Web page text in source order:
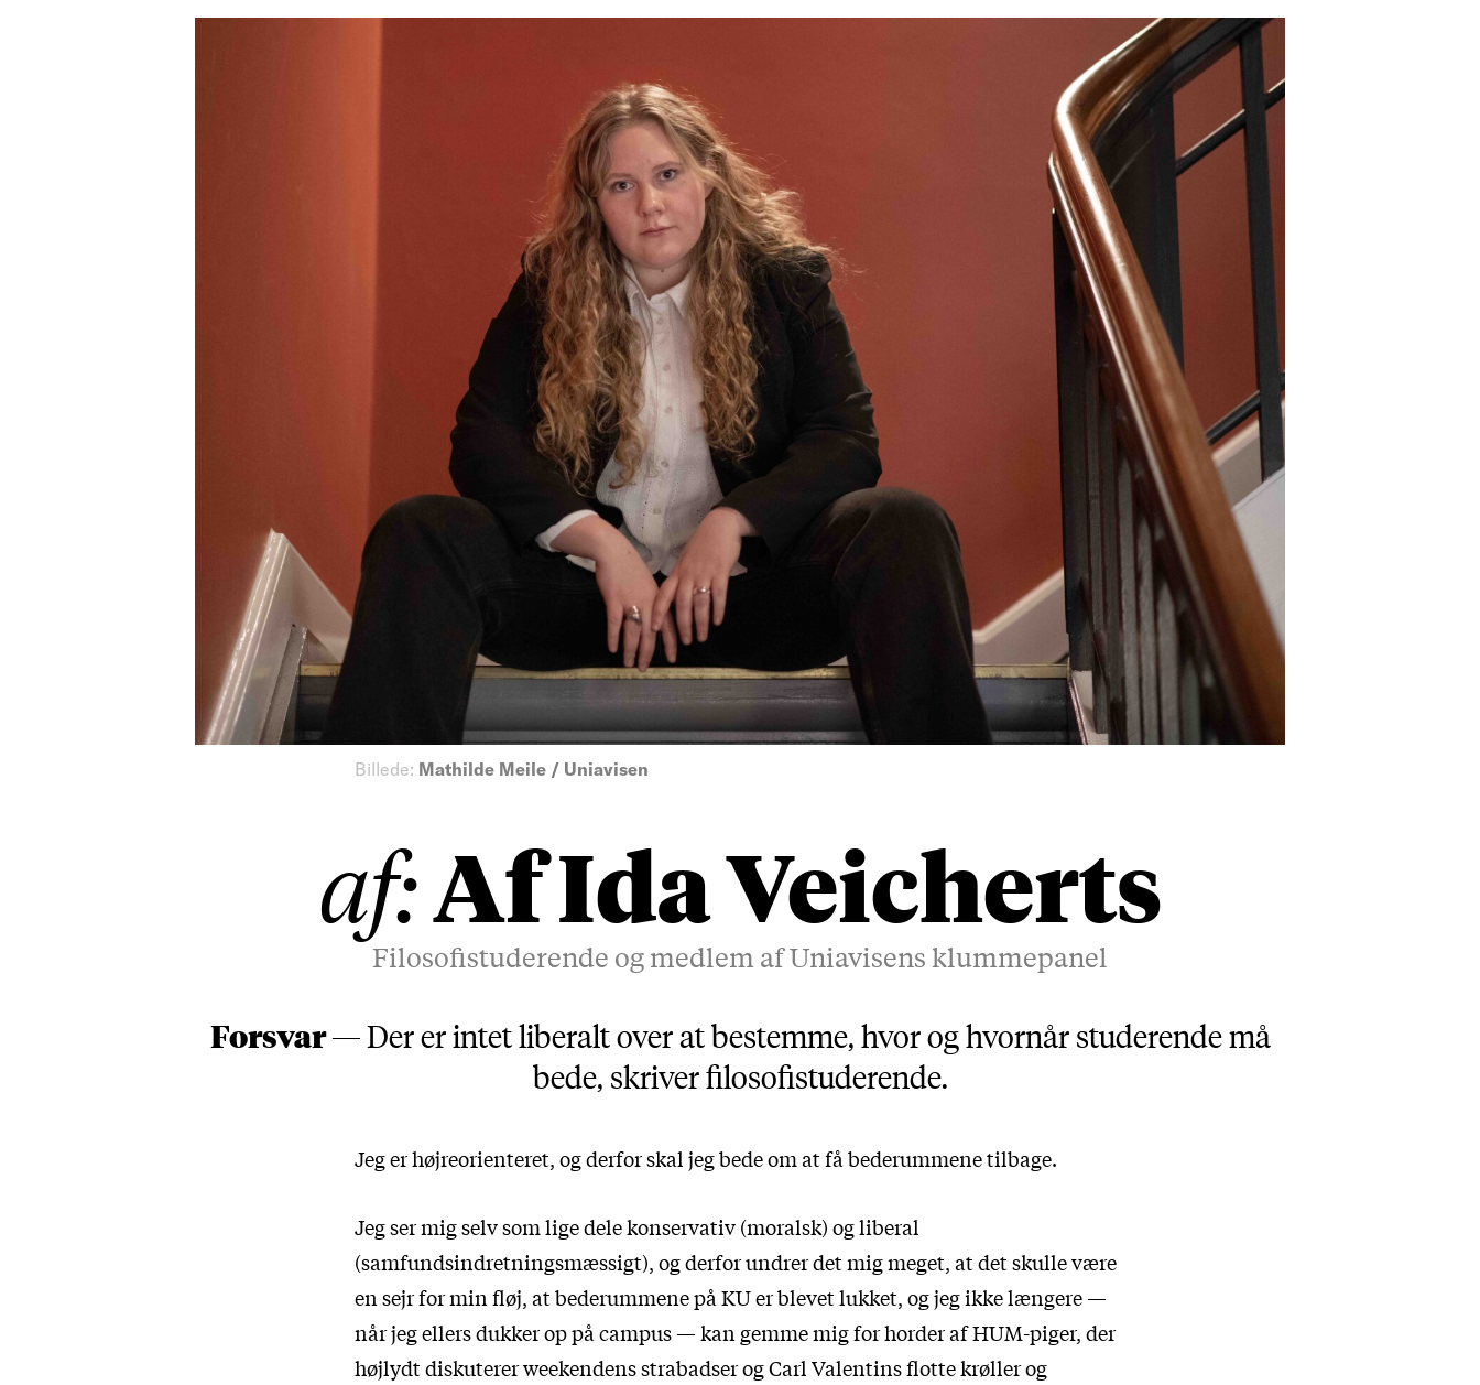
Billede: Mathilde Meile / Uniavisen
af:Af Ida Veicherts
Filosofistuderende og medlem af Uniavisens klummepanel
Forsvar —Der er intet liberalt over at bestemme, hvor og hvornår studerende må
bede, skriver filosofistuderende.
Jeg er højreorienteret, og derfor skal jeg bede om at få bederummene tilbage.
Jeg ser mig selv som lige dele konservativ (moralsk) og liberal
(samfundsindretningsmæssigt), og derfor undrer det mig meget, at det skulle være
en sejr for min fløj, at bederummene på KU er blevet lukket, og jeg ikke længere —
når jeg ellers dukker op på campus — kan gemme mig for horder af HUM-piger, der
højlydt diskuterer weekendens strabadser og Carl Valentins flotte krøller og